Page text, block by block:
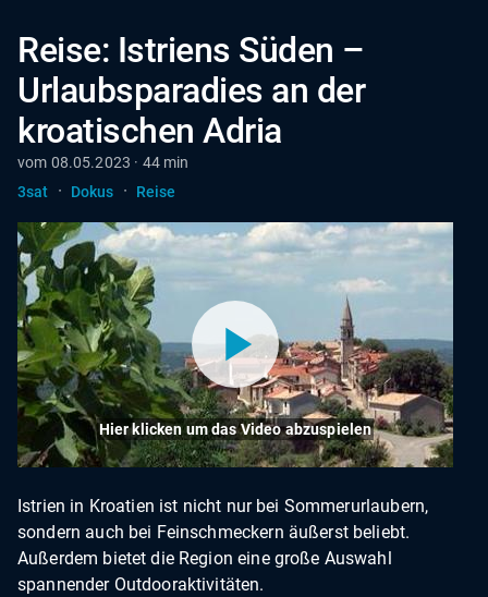
Reise: Istriens Süden –
Urlaubsparadies an der
kroatischen Adria
vom 08.05.2023 · 44 min
3sat
· Dokus · Reise
Hier klicken um das Video abzuspielen
Istrien in Kroatien ist nicht nur bei Sommerurlaubern,
sondern auch bei Feinschmeckern äußerst beliebt.
Außerdem bietet die Region eine große Auswahl
spannender Outdooraktivitäten.